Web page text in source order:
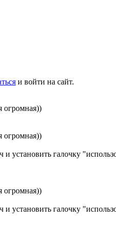
и войти на сайт.
огромная))
огромная))
установить галочку
огромная))
установить галочку